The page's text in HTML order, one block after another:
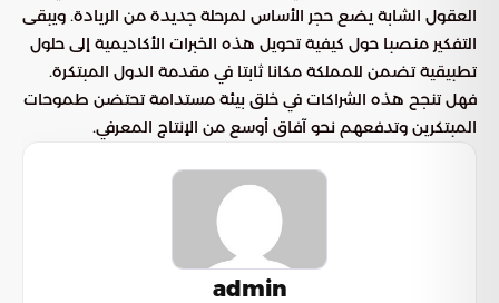
العقول الشابة يضع حجر الأساس لمرحلة جديدة من الريادة. ويبقى
التفكير منصبا حول كيفية تحويل هذه الخبرات الأكاديمية إلى حلول
تطبيقية تضمن للمملكة مكانا ثابتا في مقدمة الدول المبتكرة.
فهل تنجح هذه الشراكات في خلق بيئة مستدامة تحتضن طموحات
المبتكرين وتدفعهم نحو آفاق أوسع من الإنتاج المعرفي.
admin